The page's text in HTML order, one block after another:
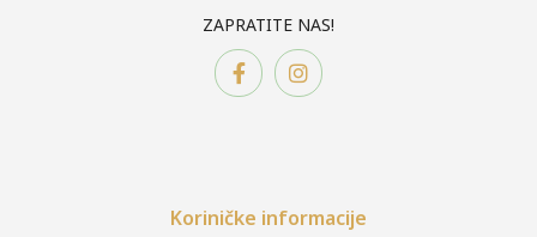
ZAPRATITE NAS!
Koriničke informacije